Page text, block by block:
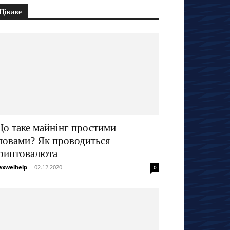
таке майнінг простими
Як проводиться
- 02.12.2020 0